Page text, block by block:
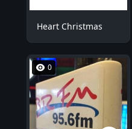
Heart Christmas
0